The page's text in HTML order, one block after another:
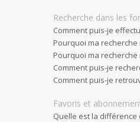
Recherche dans les
Comment puis-je
Pourquoi ma
Pourquoi ma
Comment puis-je
Comment puis-je
Favoris et
Quelle est la